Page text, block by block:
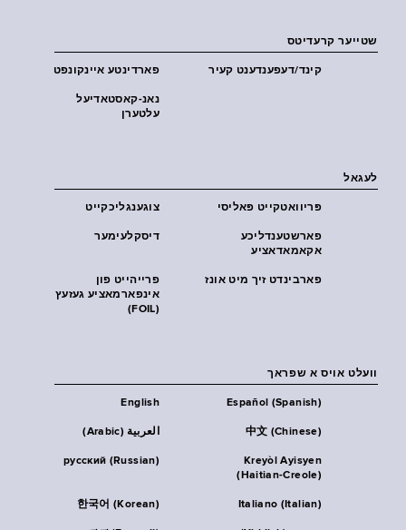
שטייער קרעדיטס
פארדינטע איינקונפט קינד/דעפענדענט קעיר
נאנ-קאסטאדיעל
עלטערן
לעגאל
צוגענגליכקייט פּריוואטקייט פּאליסי
דיסקלעימער
פארשטענדליכע
אקאמאדאציע
פרייהייט פון
אינפארמאציע געזעץ
(FOIL)
פארבינדט זיך מיט אונז
וועלט אויס א שפראך
English Español (Spanish)
العربية (Arabic) 中文 (Chinese)
русский (Russian)
Kreyòl Ayisyen
(Haitian-Creole)
한국어 (Korean) Italiano (Italian)